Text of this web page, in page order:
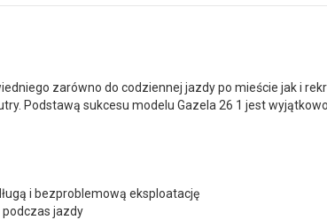
zarówno do codziennej jazdy po mieście jak i
Podstawą sukcesu modelu Gazela 26 1 jest
i bezproblemową eksploatację
jazdy